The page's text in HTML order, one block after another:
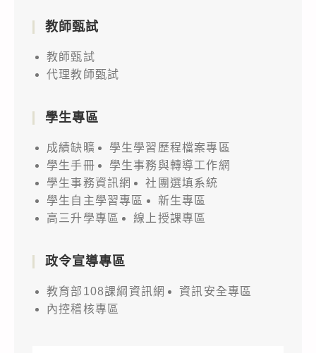
教師甄試
教師甄試
代理教師甄試
學生專區
成績缺曠
學生學習歷程檔案專區
學生手冊
學生事務與轉導工作網
學生事務資訊網
社團選填系統
學生自主學習專區
新生專區
高三升學專區
線上授課專區
政令宣導專區
教育部108課綱資訊網
資訊安全專區
內控稽核專區